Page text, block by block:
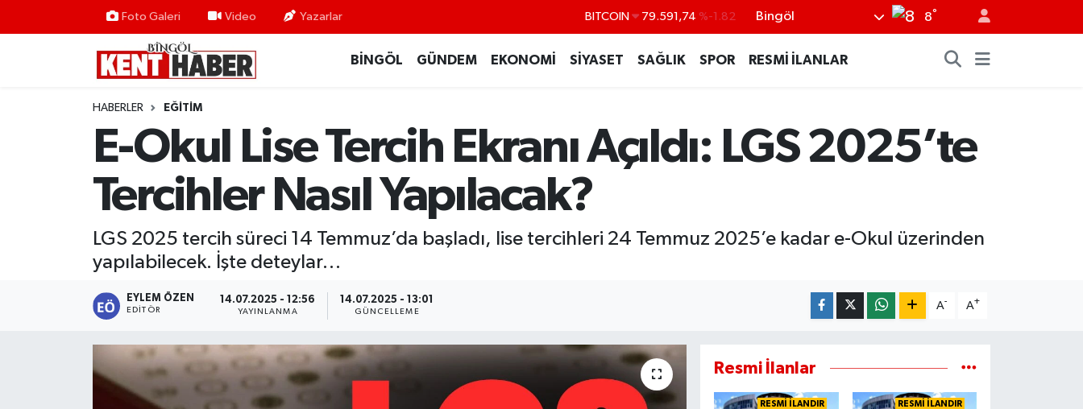
Foto Galeri Video Yazarlar DOLAR 45,43620 %0.02
53,38690
BİST100 14.598,00
Bingöl 8°
BİNGÖL GÜNDEM EKONOMİ SİYASET SAĞLIK SPOR RESMİ İLANLAR
HABERLER EĞITIM
E-Okul Lise Tercih Ekranı Açıldı: LGS 2025’te
Tercihler Nasıl Yapılacak?
LGS 2025 tercih süreci 14 Temmuz’da başladı, lise tercihleri 24 Temmuz 2025’e kadar e-Okul üzerinden
yapılabilecek. İşte deteylar…
EYLEM ÖZEN
EDITÖR
14.07.2025 - 12:56
YAYINLANMA
14.07.2025 - 13:01
GÜNCELLEME
A- A+
Resmi İlanlar
RESMİ İLANDIR RESMİ İLANDIR
BİLİM-TEKNOLOJİ
GÜNDEM
KARLIOVA
Bingöl Nöbetçi Eczaneler
Bingöl Hava Durumu
Bingöl Namaz Vakitleri
Bingöl Trafik Yoğunluk Haritası
Tüm Manşetler
Son Dakika Haberleri
Haber Arşivi